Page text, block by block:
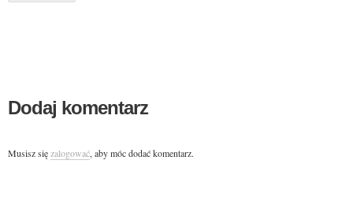
Dodaj komentarz
Musisz sięzalogować, aby móc dodać komentarz.